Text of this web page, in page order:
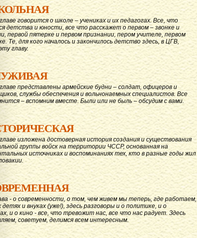
говорится о школе – учениках и их педагогах. Все, что
детства и юности, все что расскажет о первом – звонке и
первой пятерке и первом признании, пером учителе, первом
Те, для кого началось и закончилось детство здесь, в ЦГВ,
главу.
представлены армейские будни – солдат, офицеров и
службы обеспечения и вольнонаемных специалистов. Все
– вспомним вместе. Были или не быль – обсудим с вами.
изложена достоверная история создания и существования
группы войск на территории ЧССР, основанная на
источниках и воспоминаниях тех, кто в разные годы жил
- о современности, о том, чем живем мы теперь, где работаем,
и внуках (уже!), здесь разговоры и о политике, и о
и о кино - все, что тревожит нас, все что нас радует. Здесь
советуем, делимся всем интересным.